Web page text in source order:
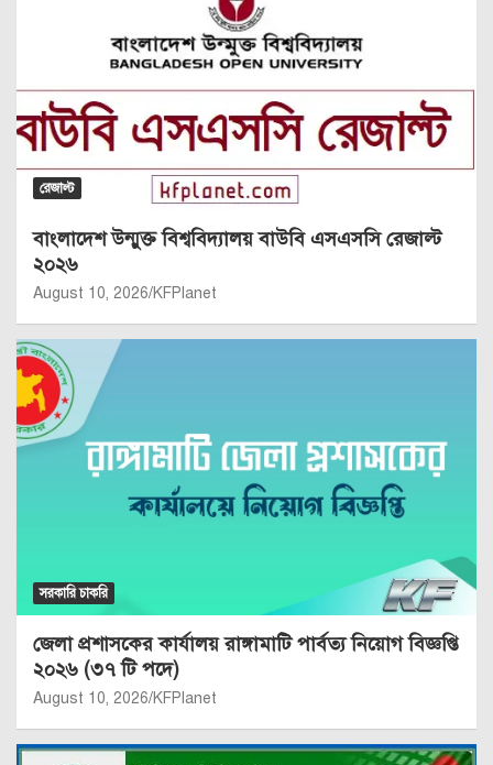
রেজাল্ট
বাংলাদেশ উন্মুক্ত বিশ্ববিদ্যালয় বাউবি এসএসসি রেজাল্ট
২০২৬
August 10, 2026 KFPlanet
সরকারি চাকরি
জেলা প্রশাসকের কার্যালয় রাঙ্গামাটি পার্বত্য নিয়োগ বিজ্ঞপ্তি
২০২৬ (৩৭ টি পদে)
August 10, 2026 KFPlanet